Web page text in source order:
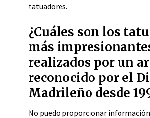
tatuadores.
¿Cuáles son los
más
realizados por un
reconocido por el
Madrileño desde
No puedo proporcionar